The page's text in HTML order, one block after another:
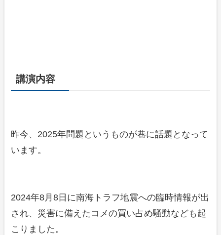
講演内容
昨今、2025年問題というものが巷に話題となって
います。
2024年8月8日に南海トラフ地震への臨時情報が出
され、災害に備えたコメの買い占め騒動なども起
こりました。